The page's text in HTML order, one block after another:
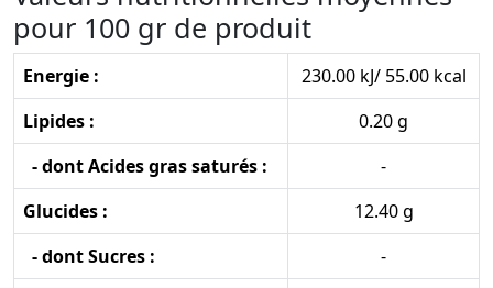
pour 100 gr de produit
Energie :
230.00 kJ/ 55.00 kcal
Lipides :
0.20 g
- dont Acides gras saturés :
-
Glucides :
12.40 g
- dont Sucres :
-